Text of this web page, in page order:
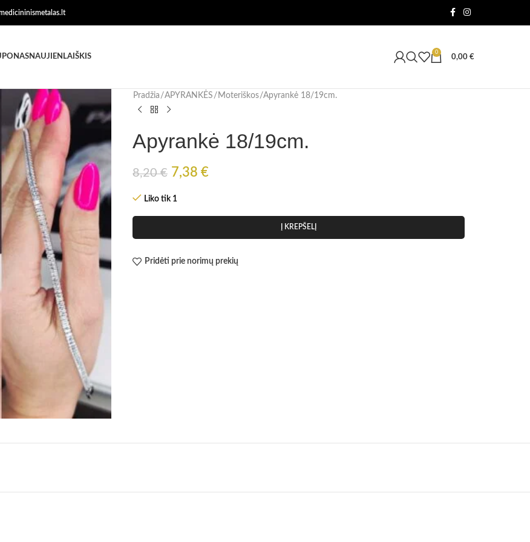
NAUJIENLAIŠKIS
0
0,00 €
Pradžia APYRANKĖS Moteriškos Apyrankė 18/19cm.
Apyrankė 18/19cm.
8,20€ 7,38 €
Liko tik 1
Į KREPŠELĮ
Pridėti prie norimų prekių